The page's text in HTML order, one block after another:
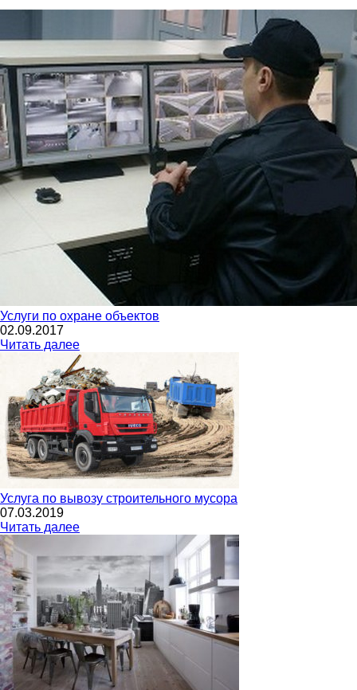
Услуги по охране объектов
02.09.2017
Читать далее
Услуга по вывозу строительного мусора
07.03.2019
Читать далее